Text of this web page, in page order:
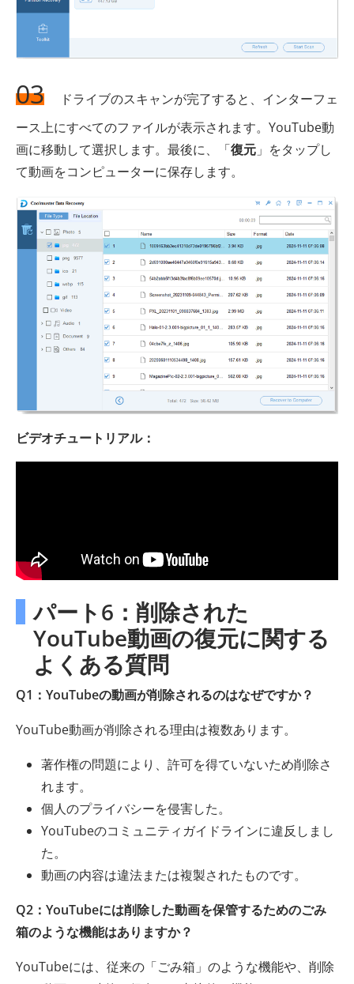
03
ドライブのスキャンが完了すると、インターフェ
ース上にすべてのファイルが表示されます。YouTube動
画に移動して選択します。最後に、「復元 」をタップし
て動画をコンピューターに保存します。
ビデオチュートリアル：
パート6：削除された
YouTube動画の復元に関する
よくある質問
Q1：YouTubeの動画が削除されるのはなぜですか？
YouTube動画が削除される理由は複数あります。
著作権の問題により、許可を得ていないため削除さ
れます。
個人のプライバシーを侵害した。
YouTubeのコミュニティガイドラインに違反しまし
た。
動画の内容は違法または複製されたものです。
Q2：YouTubeには削除した動画を保管するためのごみ
箱のような機能はありますか？
YouTubeには、従来の「ごみ箱」のような機能や、削除